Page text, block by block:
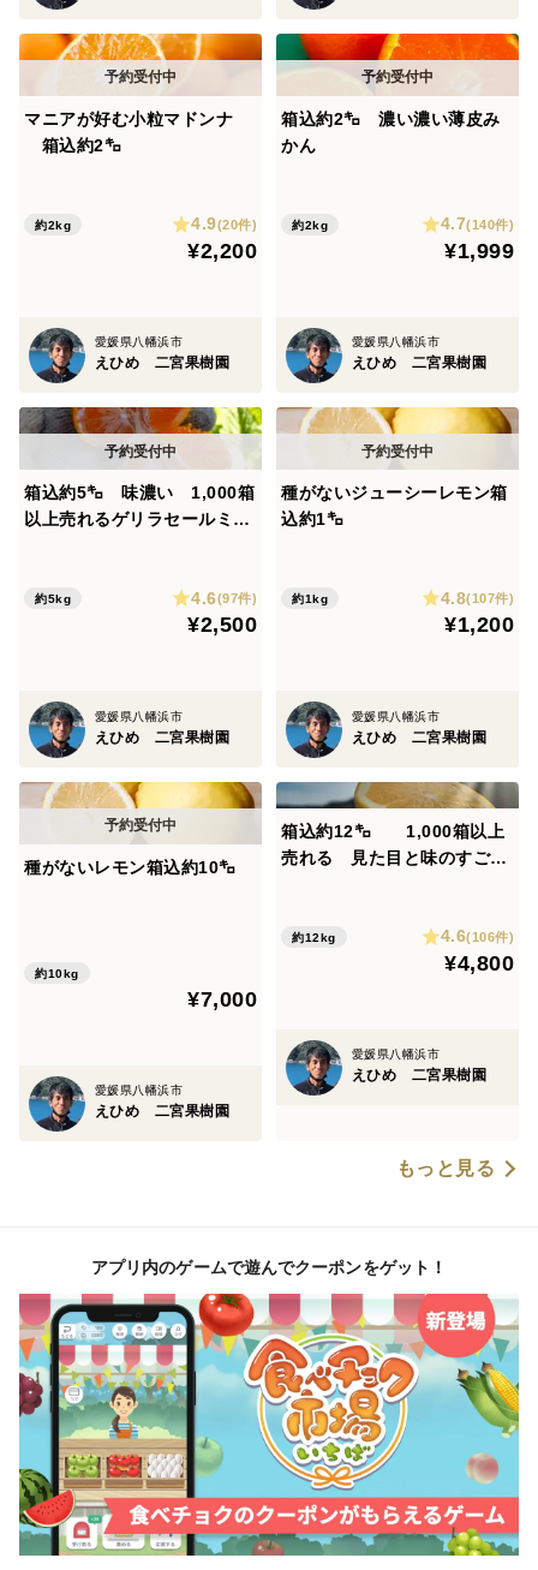
す。
※ワックス処理、収穫後の防腐剤、防カビ剤などは使用
しておりません。
はがありますが、中味には影響ありません。
マニアが好む小粒マドンナ
箱込約2㌔
約2kg 4.9(20件)
¥2,200
愛媛県八幡浜市
えひめ 二宮果樹園
箱込約2㌔ 濃い濃い薄皮み
かん
約2kg 4.7(140件)
¥1,999
愛媛県八幡浜市
えひめ 二宮果樹園
箱込約5㌔ 味濃い 1,000箱
以上売れるゲリラセールミカ
約5kg 4.6(97件)
¥2,500
愛媛県八幡浜市
えひめ 二宮果樹園
種がないジューシーレモン箱
込約1㌔
約1kg 4.8(107件)
¥1,200
愛媛県八幡浜市
えひめ 二宮果樹園
種がないレモン箱込約10㌔
約10kg
¥7,000
愛媛県八幡浜市
えひめ 二宮果樹園
箱込約12㌔ 1,000箱以上
売れる 見た目と味のすごい
約12kg 4.6(106件)
¥4,800
愛媛県八幡浜市
えひめ 二宮果樹園
もっと見る
アプリ内のゲームで遊んでクーポンをゲット！